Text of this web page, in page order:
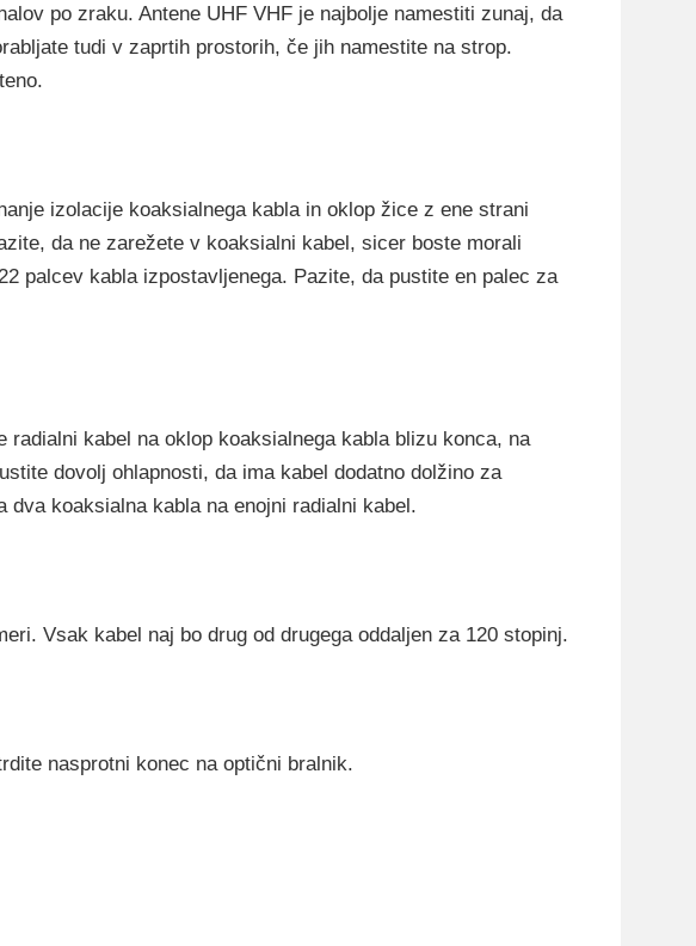
po zraku. Antene UHF VHF je najbolje namestiti zunaj, da
tudi v zaprtih prostorih, če jih namestite na strop.
izolacije koaksialnega kabla in oklop žice z ene strani
da ne zarežete v koaksialni kabel, sicer boste morali
palcev kabla izpostavljenega. Pazite, da pustite en palec za
radialni kabel na oklop koaksialnega kabla blizu konca, na
dovolj ohlapnosti, da ima kabel dodatno dolžino za
dva koaksialna kabla na enojni radialni kabel.
Vsak kabel naj bo drug od drugega oddaljen za 120 stopinj.
nasprotni konec na optični bralnik.